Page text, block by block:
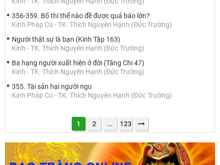
356-359. Bố thí thế nào đề được quả báo lớn?
Kinh Pháp Cú - TK. Thích Nguyên Hạnh (Đức Trường)
Người thật sự là bạn (Kinh Tập 163)
Kinh - TK. Thích Nguyên Hạnh (Đức Trường)
Ba hạng người xuất hiện ở đời (Tăng Chi 47)
Kinh - TK. Thích Nguyên Hạnh (Đức Trường)
355. Tài sản hại người ngu
Kinh Pháp Cú - TK. Thích Nguyên Hạnh (Đức Trường)
1 2 ... 123